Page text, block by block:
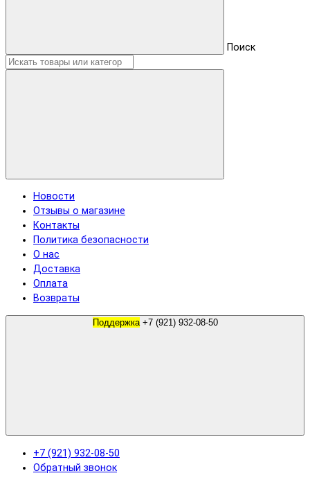
Поиск
Новости
Отзывы о магазине
Контакты
Политика безопасности
О нас
Доставка
Оплата
Возвраты
Поддержка +7 (921) 932-08-50
+7 (921) 932-08-50
Обратный звонок